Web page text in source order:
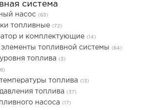
система
насос (63)
топливные (72)
и комплектующие (14)
элементы топливной системы (64)
топлива (3)
топлива (13)
топлива (37)
насоса (17)